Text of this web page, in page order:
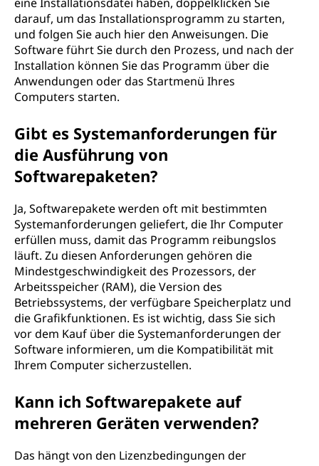
darauf, um das Installationsprogramm zu starten,
und folgen Sie auch hier den Anweisungen. Die
Software führt Sie durch den Prozess, und nach der
Installation können Sie das Programm über die
Anwendungen oder das Startmenü Ihres
Computers starten.
Gibt es Systemanforderungen für
die Ausführung von
Softwarepaketen?
Ja, Softwarepakete werden oft mit bestimmten
Systemanforderungen geliefert, die Ihr Computer
erfüllen muss, damit das Programm reibungslos
läuft. Zu diesen Anforderungen gehören die
Mindestgeschwindigkeit des Prozessors, der
Arbeitsspeicher (RAM), die Version des
Betriebssystems, der verfügbare Speicherplatz und
die Grafikfunktionen. Es ist wichtig, dass Sie sich
vor dem Kauf über die Systemanforderungen der
Software informieren, um die Kompatibilität mit
Ihrem Computer sicherzustellen.
Kann ich Softwarepakete auf
mehreren Geräten verwenden?
Das hängt von den Lizenzbedingungen der